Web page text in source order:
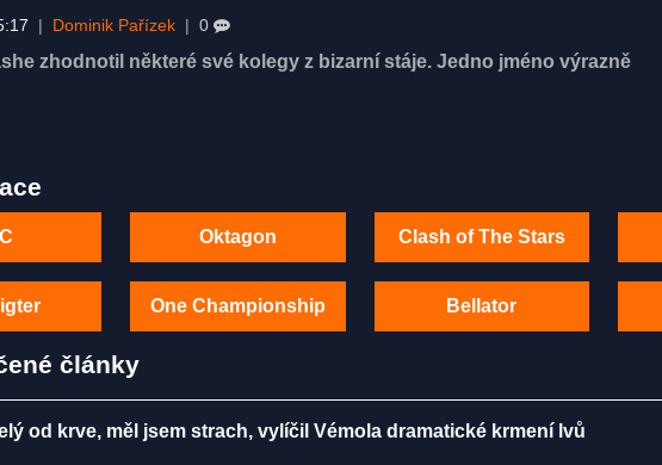
| Dominik Pařízek | 0
zhodnotil některé své kolegy z bizarní stáje. Jedno jméno výrazně
Oktagon Clash of The Stars
One Championship Bellator
články
od krve, měl jsem strach, vylíčil Vémola dramatické krmení lvů